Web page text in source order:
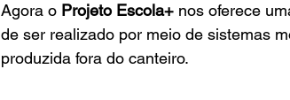
Agora o Projeto Escola+ nos oferece
de ser realizado por meio de sistemas
produzida fora do canteiro.